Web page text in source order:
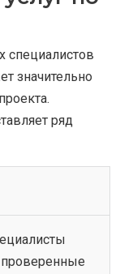
специалистов
значительно
ряд